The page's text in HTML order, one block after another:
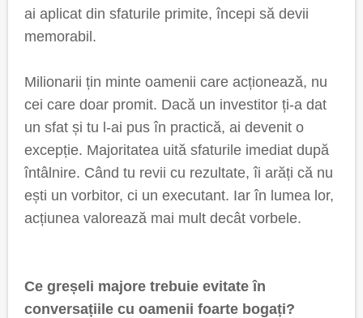
ai aplicat din sfaturile primite, începi să devii
memorabil.
Milionarii țin minte oamenii care acționează, nu
cei care doar promit. Dacă un investitor ți-a dat
un sfat și tu l-ai pus în practică, ai devenit o
excepție. Majoritatea uită sfaturile imediat după
întâlnire. Când tu revii cu rezultate, îi arăți că nu
ești un vorbitor, ci un executant. Iar în lumea lor,
acțiunea valorează mai mult decât vorbele.
Ce greșeli majore trebuie evitate în
conversațiile cu oamenii foarte bogați?